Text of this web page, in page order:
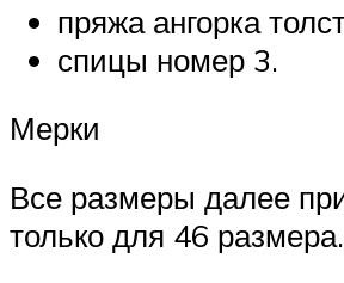
пряжа ангорка
спицы номер 3.
Мерки
Все размеры далее
только для 46 размера.